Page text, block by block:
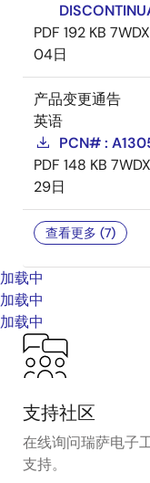
PDF 192 KB
04日
产品变更通告
英语
PCN# :
PDF 148 KB
29日
查看更多 (7)
加载中
加载中
加载中
支持社区
在线询问瑞萨电子
支持。